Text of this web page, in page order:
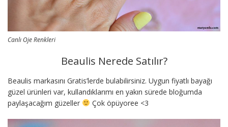
Canlı Oje Renkleri
Beaulis Nerede Satılır?
Beaulis markasını Gratis’lerde bulabilirsiniz. Uygun fiyatlı bayağı
güzel ürünleri var, kullandıklarımı en yakın sürede bloğumda
paylaşacağım güzeller
Çok öpüyoree <3